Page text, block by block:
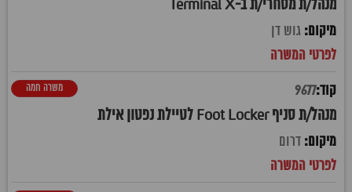
מנהל/ת מסחרי/ת ב-Terminal X
גוש דן
9677
מנהל/ת סניף Foot Locker לטיילת נפטון אילת
משרה חמה
דרום